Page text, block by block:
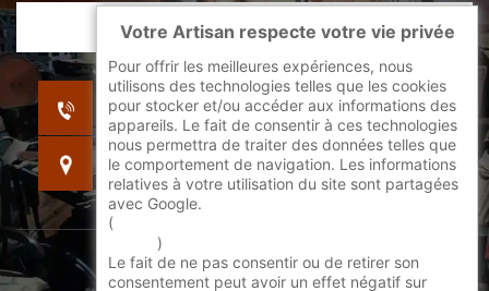
indisponible
indisponible
indisponible
©2022 - 2026 Tout droit réservé -
Votre Artisan respecte votre vie privée
Pour offrir les meilleures expériences, nous
utilisons des technologies telles que les cookies
pour stocker et/ou accéder aux informations des
appareils. Le fait de consentir à ces technologies
nous permettra de traiter des données telles que
le comportement de navigation. Les informations
relatives à votre utilisation du site sont partagées
avec Google.
(
)
Le fait de ne pas consentir ou de retirer son
consentement peut avoir un effet négatif sur